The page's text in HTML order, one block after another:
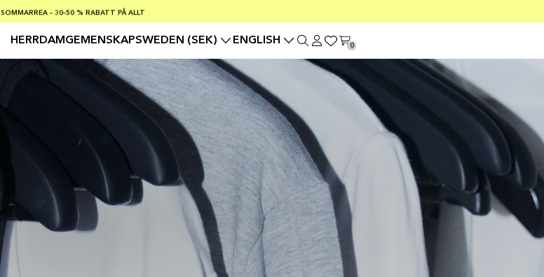
SOMMARREA – 30–50 % RABATT PÅ ALLT
FRI FRAKT PÅ KÖP ÖVER €100
Säker betalning med
HERRDAM GEMENSKAPSWEDEN (SEK) ENGLISH 0